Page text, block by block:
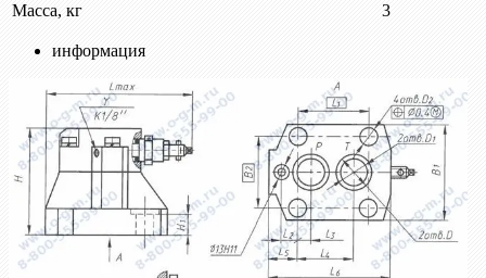
Масса, кг
3
информация